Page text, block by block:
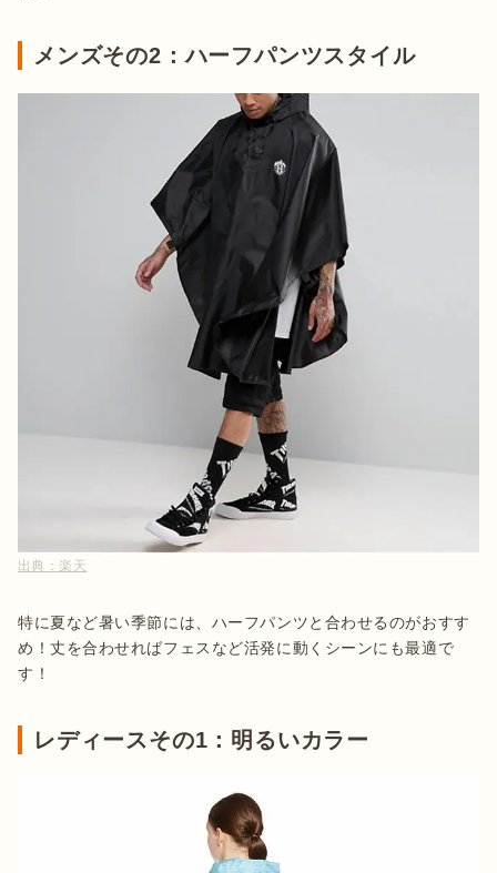
メンズその2：ハーフパンツスタイル
出典： 楽天
特に夏など暑い季節には、ハーフパンツと合わせるのがおすす
め！丈を合わせればフェスなど活発に動くシーンにも最適で
す！
レディースその1：明るいカラー